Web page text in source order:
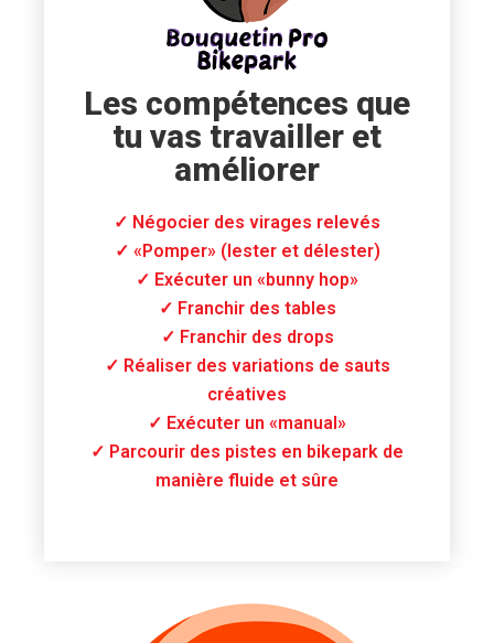
Les compétences que
tu vas travailler et
améliorer
✓ Négocier des virages relevés
✓ «Pomper» (lester et délester)
✓ Exécuter un «bunny hop»
✓ Franchir des tables
✓ Franchir des drops
✓ Réaliser des variations de sauts
créatives
✓ Exécuter un «manual»
✓ Parcourir des pistes en bikepark de
manière fluide et sûre